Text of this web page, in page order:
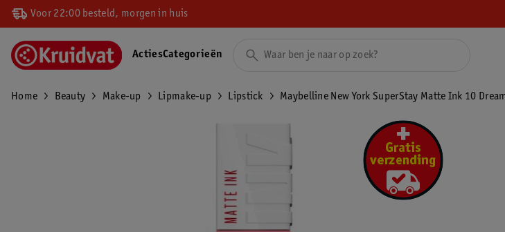
Voor 22:00 besteld, morgen in huis
ActiesCategorieën
Home Beauty Make-up Lipmake-up Lipstick Maybelline New York SuperStay Matte Ink 10